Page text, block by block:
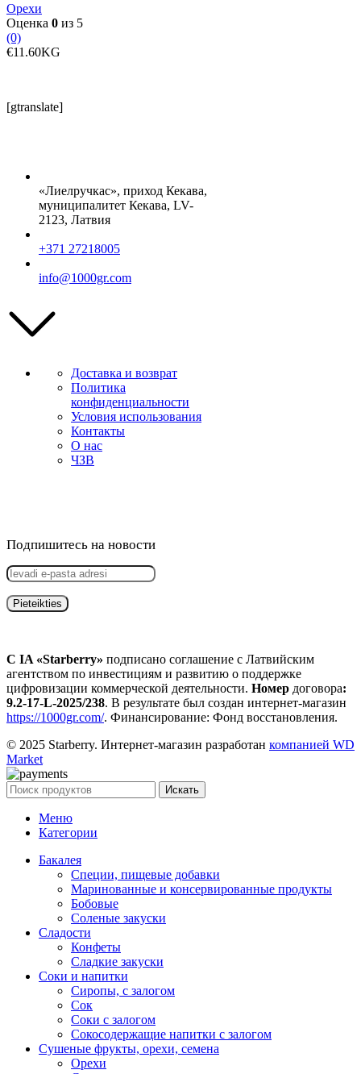
Орехи
Оценка 0 из 5
(0)
€11.60KG
[gtranslate]
«Лиелручкас», приход Кекава,
муниципалитет Кекава, LV-
2123, Латвия
+371 27218005
info@1000gr.com
Доставка и возврат
Политика
конфиденциальности
Условия использования
Контакты
О нас
ЧЗВ
Подпишитесь на новости
С IA «Starberry» подписано соглашение с Латвийским
агентством по инвестициям и развитию о поддержке
цифровизации коммерческой деятельности. Номер договора:
9.2-17-L-2025/238. В результате был создан интернет-магазин
https://1000gr.com/. Финансирование: Фонд восстановления.
© 2025 Starberry. Интернет-магазин разработан компанией WD
Market
Искать
Меню
Категории
Бакалея
Специи, пищевые добавки
Маринованные и консервированные продукты
Бобовые
Соленые закуски
Сладости
Конфеты
Сладкие закуски
Соки и напитки
Сиропы, с залогом
Сок
Соки с залогом
Сокосодержащие напитки с залогом
Сушеные фрукты, орехи, семена
Орехи